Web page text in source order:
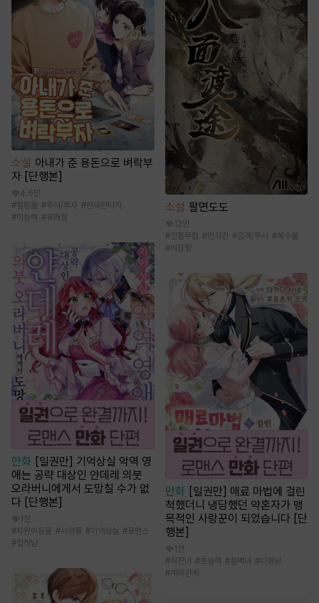
소설 아내가 준 용돈으로 벼락부
자 [단행본]
4.5만
# 힐링물 #주식/투자 #현대판타지
#이능력 #유쾌함
만화 [일권만] 기억상실 악역 영
애는 공략 대상인 얀데레 의붓
오라버니에게서 도망칠 수가 없
다 [단행본]
1천
#차원이동물 #서양풍 #기억상실 #로맨스
#집착남
소설 팔면도도
12만
#전통무협 #먼치킨 #검객/무사 #복수물
#비장함
만화
[일권만] 매료 마법에 걸린
척했더니 냉담했던 약혼자가 맹
목적인 사랑꾼이 되었습니다 [단
행본]
1천
#직진녀 #초능력 #철벽녀 #다정남
#계약관계